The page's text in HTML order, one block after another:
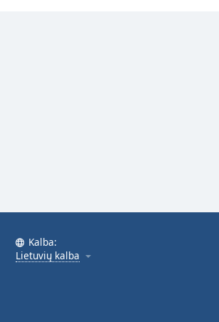
Kalba:
Lietuvių kalba